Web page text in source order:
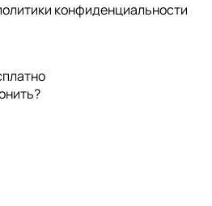
конфиденциальности